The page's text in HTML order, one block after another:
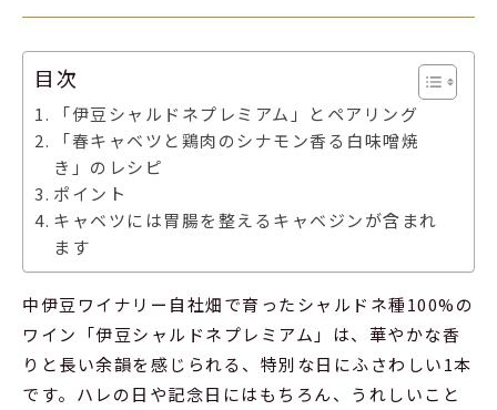
目次
「伊豆シャルドネプレミアム」とペアリング
「春キャベツと鶏肉のシナモン香る白味噌焼
き」のレシピ
ポイント
キャベツには胃腸を整えるキャベジンが含まれ
ます
中伊豆ワイナリー自社畑で育ったシャルドネ種100%の
ワイン「伊豆シャルドネプレミアム」は、華やかな香
りと長い余韻を感じられる、特別な日にふさわしい1本
です。ハレの日や記念日にはもちろん、うれしいこと